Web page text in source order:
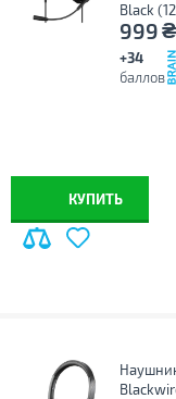
Black
999₴
+34
баллов
КУПИТЬ